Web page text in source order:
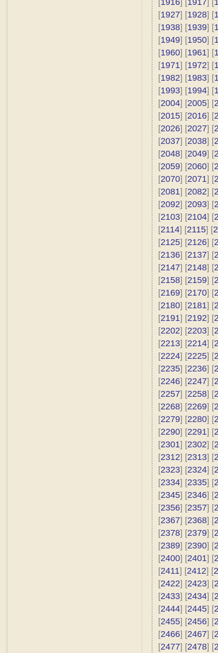
[1916] [1917] [
[1927] [1928] [
[1938] [1939] [
[1949] [1950] [
[1960] [1961] [
[1971] [1972] [
[1982] [1983] [
[1993] [1994] [
[2004] [2005] [
[2015] [2016] [
[2026] [2027] [
[2037] [2038] [
[2048] [2049] [
[2059] [2060] [
[2070] [2071] [
[2081] [2082] [
[2092] [2093] [
[2103] [2104] [
[2114] [2115] [
[2125] [2126] [
[2136] [2137] [
[2147] [2148] [
[2158] [2159] [
[2169] [2170] [
[2180] [2181] [
[2191] [2192] [
[2202] [2203] [
[2213] [2214] [
[2224] [2225] [
[2235] [2236] [
[2246] [2247] [
[2257] [2258] [
[2268] [2269] [
[2279] [2280] [
[2290] [2291] [
[2301] [2302] [
[2312] [2313] [
[2323] [2324] [
[2334] [2335] [
[2345] [2346] [
[2356] [2357] [
[2367] [2368] [
[2378] [2379] [
[2389] [2390] [
[2400] [2401] [
[2411] [2412] [
[2422] [2423] [
[2433] [2434] [
[2444] [2445] [
[2455] [2456] [
[2466] [2467] [
[2477] [2478] [